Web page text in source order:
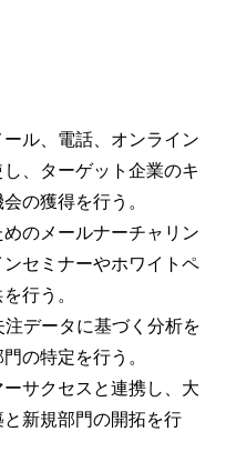
ル、電話、オンライン
、ターゲット企業のキ
の獲得を行う。
のメールナーチャリン
セミナーやホワイトペ
行う。
注データに基づく分析を
の特定を行う。
サクセスと連携し、大
新規部門の開拓を行